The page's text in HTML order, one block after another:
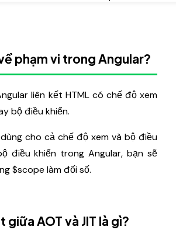
phạm vi trong Angular?
liên kết HTML có chế độ xem
bộ điều khiển.
cho cả chế độ xem và bộ điều
điều khiển trong Angular, bạn sẽ
$scope làm đối số.
giữa AOT và JIT là gì?